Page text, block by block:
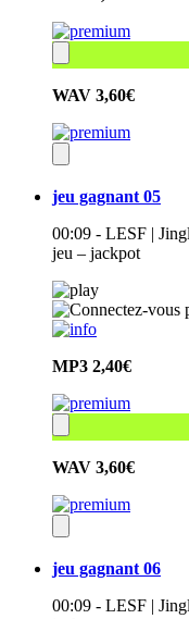
WAV 3,60€
jeu gagnant 05
00:09 - LESF |
jeu – jackpot
MP3 2,40€
WAV 3,60€
jeu gagnant 06
00:09 - LESF |